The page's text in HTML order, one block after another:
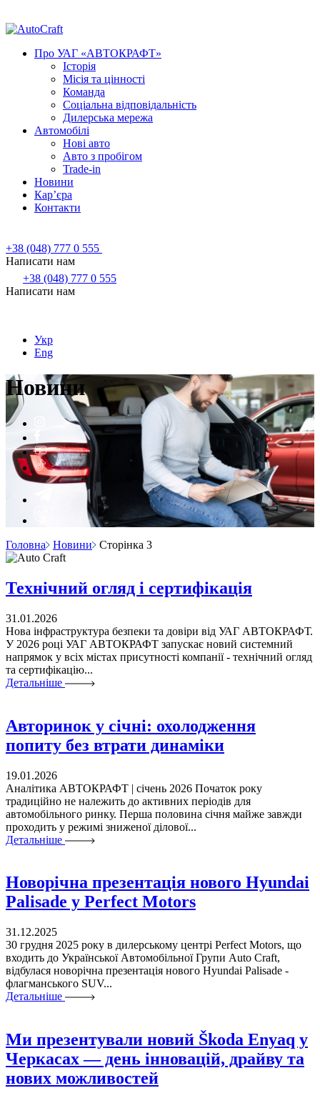
Про УАГ «АВТОКРАФТ»
Історія
Місія та цінності
Команда
Соціальна відповідальність
Дилерська мережа
Автомобілі
Нові авто
Авто з пробігом
Trade-in
Новини
Кар’єра
Контакти
+38 (048) 777 0 555
Написати нам
+38 (048) 777 0 555
Написати нам
Укр
Eng
Новини
Головна Новини Сторінка 3
Технічний огляд і сертифікація
31.01.2026
Нова інфраструктура безпеки та довіри від УАГ АВТОКРАФТ.
У 2026 році УАГ АВТОКРАФТ запускає новий системний
напрямок у всіх містах присутності компанії - технічний огляд
та сертифікацію...
Детальніше
Авторинок у січні: охолодження
попиту без втрати динаміки
19.01.2026
Аналітика АВТОКРАФТ | січень 2026 Початок року
традиційно не належить до активних періодів для
автомобільного ринку. Перша половина січня майже завжди
проходить у режимі зниженої ділової...
Детальніше
Новорічна презентація нового Hyundai
Palisade у Perfect Motors
31.12.2025
30 грудня 2025 року в дилерському центрі Perfect Motors, що
входить до Української Автомобільної Групи Auto Craft,
відбулася новорічна презентація нового Hyundai Palisade -
флагманського SUV...
Детальніше
Ми презентували новий Škoda Enyaq у
Черкасах — день інновацій, драйву та
нових можливостей